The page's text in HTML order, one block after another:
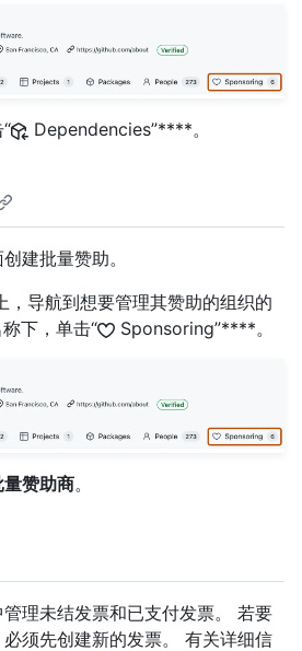
Dependencies”****。
建批量赞助。
导航到想要管理其赞助的组织的
下，单击“
Sponsoring”****。
量赞助商。
理未结发票和已支付发票。 若要
须先创建新的发票。 有关详细信